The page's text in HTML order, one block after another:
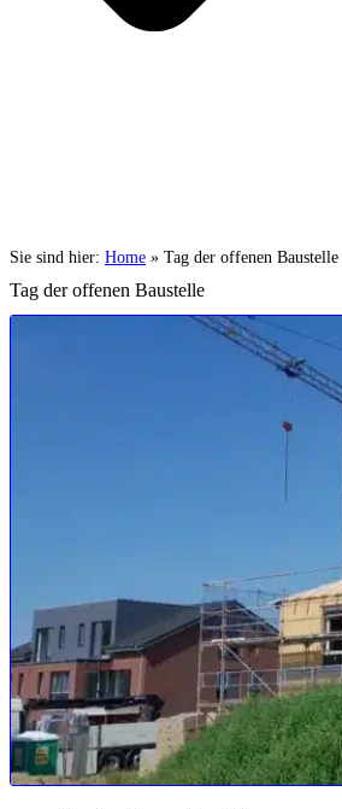
Sie sind hier: Home » Tag der offenen Baustelle
Tag der offenen Baustelle